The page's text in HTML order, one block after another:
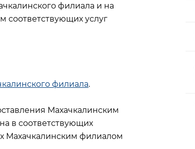
филиала и на
соответствующих услуг
филиала.
Махачкалинским
в соответствующих
Махачкалинским филиалом